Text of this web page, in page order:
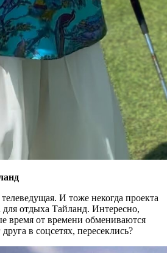
И тоже некогда проекта
отдыха Тайланд. Интересно,
время от времени обмениваются
в соцсетях, пересеклись?